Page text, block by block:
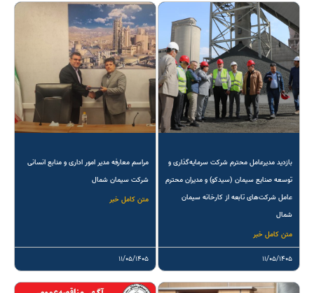
بازدید مدیرعامل محترم شرکت سرمایه‌گذاری و
توسعه صنایع سیمان (سیدکو) و مدیران محترم
عامل شرکت‌های تابعه از کارخانه سیمان
شمال
متن کامل خبر
۱۱/۰۵/۱۴۰۵
مراسم معارفه مدیر امور اداری و منابع انسانی
شرکت سیمان شمال
متن کامل خبر
۱۱/۰۵/۱۴۰۵